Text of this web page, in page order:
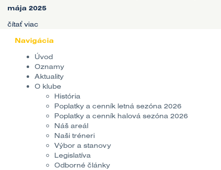
mája 2025
čítať viac
Navigácia
Úvod
Oznamy
Aktuality
O klube
História
Poplatky a cenník letná sezóna 2026
Poplatky a cenník halová sezóna 2026
Náš areál
Naši tréneri
Výbor a stanovy
Legislatíva
Odborné články